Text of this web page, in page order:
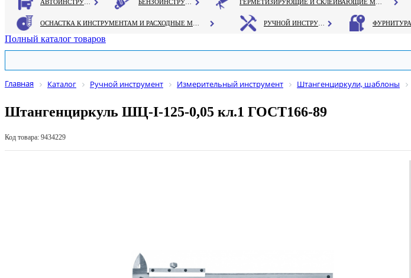
Полный каталог товаров
Главная Каталог Ручной инструмент Измерительный инструмент Штангенциркули, шаблоны
Штангенциркуль ШЦ-I-125-0,05 кл.1 ГОСТ166-89
Код товара: 9434229